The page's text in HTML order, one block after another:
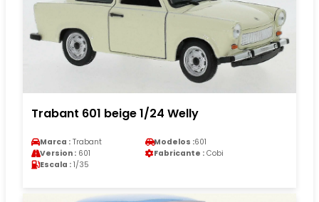
Trabant 601 beige 1/24 Welly
Marca : Trabant Modelos :601
Version : 601 Fabricante : Cobi
Escala : 1/35